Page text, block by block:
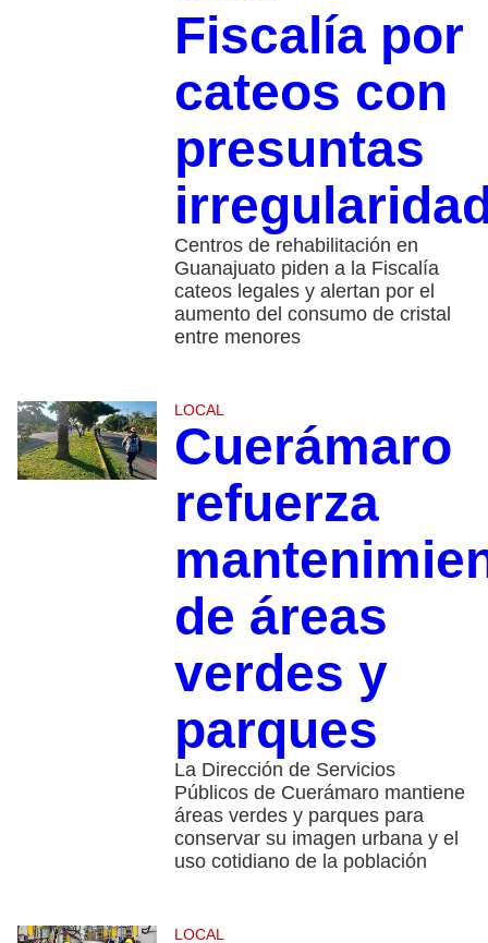
Fiscalía por
cateos con
presuntas
Centros de rehabilitación en
Guanajuato piden a la Fiscalía
cateos legales y alertan por el
aumento del consumo de cristal
entre menores
LOCAL
Cuerámaro
refuerza
de áreas
verdes y
parques
La Dirección de Servicios
Públicos de Cuerámaro mantiene
áreas verdes y parques para
conservar su imagen urbana y el
uso cotidiano de la población
LOCAL